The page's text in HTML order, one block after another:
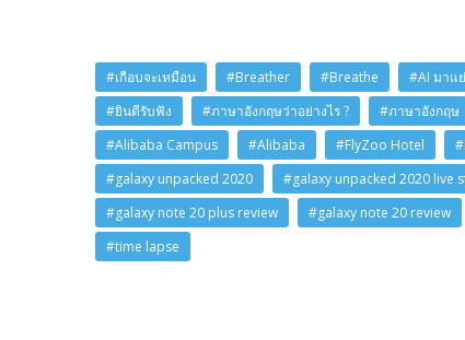
#เกือบจะเหมือน #Breather #Breathe #AI มาแ
#ยินดีรับฟัง
#ภาษาอังกฤษว่าอย่างไร ? #ภาษาอังกฤษ
#Alibaba Campus
#Alibaba #FlyZoo Hotel
#galaxy unpacked 2020
#galaxy unpacked 2020 live
#galaxy note 20 plus review
#galaxy note 20 review
#time lapse